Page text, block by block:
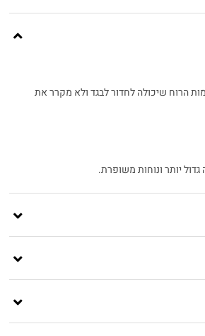
הרוח שיכולה לחדור לבגד ולא מקרר את
יותר ונוחות משופרת.